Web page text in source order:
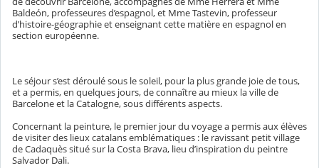
Baldeón, professeures d’espagnol, et Mme Tastevin, professeur
d’histoire-géographie et enseignant cette matière en espagnol en
section européenne.
Le séjour s’est déroulé sous le soleil, pour la plus grande joie de tous,
et a permis, en quelques jours, de connaître au mieux la ville de
Barcelone et la Catalogne, sous différents aspects.
Concernant la peinture, le premier jour du voyage a permis aux élèves
de visiter des lieux catalans emblématiques : le ravissant petit village
de Cadaquès situé sur la Costa Brava, lieu d’inspiration du peintre
Salvador Dali.